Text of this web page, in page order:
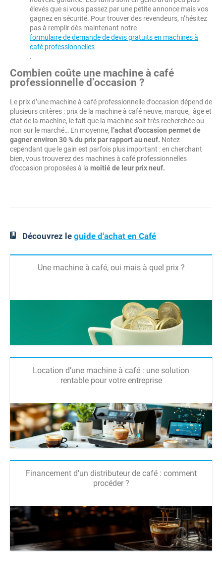
élevés que si vous passez par une petite annonce mais vos
gagnez en sécurité. Pour trouver des revendeurs, n’hésitez
pas à remplir dès maintenant notre
formulaire de demande de devis gratuits en machines à
café professionnelles
.
Combien coûte une machine à café
professionnelle d’occasion ?
Le prix d’une machine à café professionnelle d’occasion dépend de
plusieurs critères : prix de la machine à café neuve, marque, âge et
état de la machine, le fait que la machine soit très recherchée ou
non sur le marché… En moyenne, l’achat d’occasion permet de
gagner environ 30 % du prix par rapport au neuf. Notez
cependant que le gain est parfois plus important : en cherchant
bien, vous trouverez des machines à café professionnelles
d’occasion proposées à la moitié de leur prix neuf.
Découvrez leguide d'achat en Café
Une machine à café, oui mais à quel prix ?
Location d’une machine à café : une solution
rentable pour votre entreprise
Financement d'un distributeur de café : comment
procéder ?